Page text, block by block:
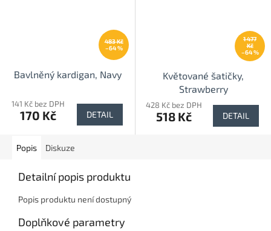
483 Kč
–64 %
Bavlněný kardigan, Navy
141 Kč bez DPH
170 Kč DETAIL
1 477
Kč
–64 %
Květované šatičky,
Strawberry
428 Kč bez DPH
518 Kč DETAIL
Popis Diskuze
Detailní popis produktu
Popis produktu není dostupný
Doplňkové parametry